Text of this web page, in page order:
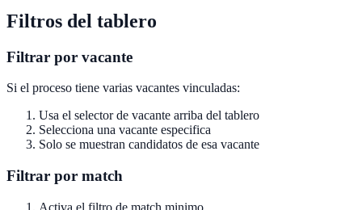
Filtros del tablero
Filtrar por vacante
Si el proceso tiene varias vacantes vinculadas:
Usa el selector de vacante arriba del tablero
Selecciona una vacante especifica
Solo se muestran candidatos de esa vacante
Filtrar por match
Activa el filtro de match minimo